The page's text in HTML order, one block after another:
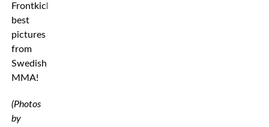
Frontkick’s
best
pictures
from
Swedish
MMA!
(Photos
by